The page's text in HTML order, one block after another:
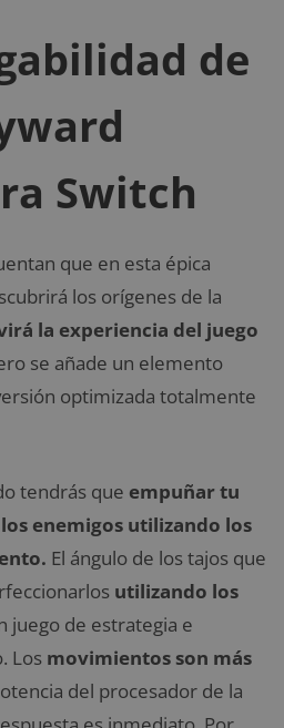
de
Switch
que en esta épica
los orígenes de la
la experiencia del juego
se añade un elemento
optimizada totalmente
tendrás que empuñar tu
enemigos utilizando los
El ángulo de los tajos que
utilizando los
juego de estrategia e
Los movimientos son más
del procesador de la